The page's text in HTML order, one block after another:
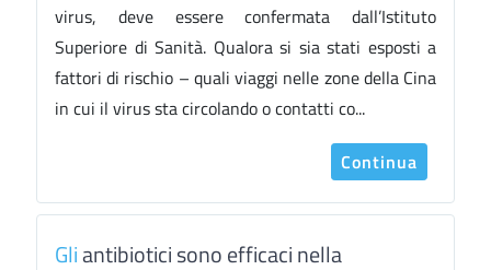
virus, deve essere confermata dall’Istituto
Superiore di Sanità. Qualora si sia stati esposti a
fattori di rischio – quali viaggi nelle zone della Cina
in cui il virus sta circolando o contatti co...
Continua
Gliantibiotici sono efficaci nella